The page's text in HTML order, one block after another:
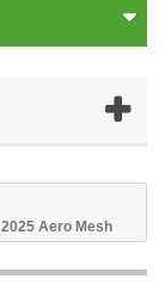
2025 Aero Mesh